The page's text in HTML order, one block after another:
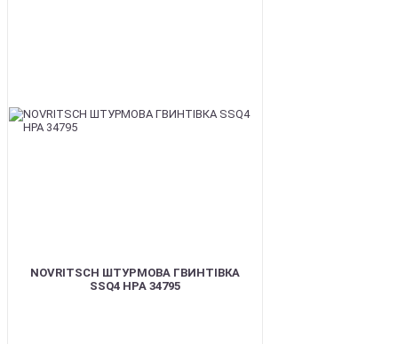
NOVRITSCH ШТУРМОВА ГВИНТІВКА
SSQ4 HPA 34795